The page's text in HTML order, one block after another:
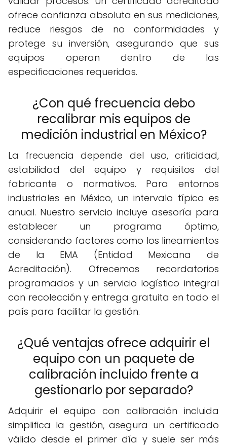
ofrece confianza absoluta en sus mediciones,
reduce riesgos de no conformidades y
protege su inversión, asegurando que sus
equipos operan dentro de las
especificaciones requeridas.
¿Con qué frecuencia debo
recalibrar mis equipos de
medición industrial en México?
La frecuencia depende del uso, criticidad,
estabilidad del equipo y requisitos del
fabricante o normativos. Para entornos
industriales en México, un intervalo típico es
anual. Nuestro servicio incluye asesoría para
establecer un programa óptimo,
considerando factores como los lineamientos
de la EMA (Entidad Mexicana de
Acreditación). Ofrecemos recordatorios
programados y un servicio logístico integral
con recolección y entrega gratuita en todo el
país para facilitar la gestión.
¿Qué ventajas ofrece adquirir el
equipo con un paquete de
calibración incluido frente a
gestionarlo por separado?
Adquirir el equipo con calibración incluida
simplifica la gestión, asegura un certificado
válido desde el primer día y suele ser más